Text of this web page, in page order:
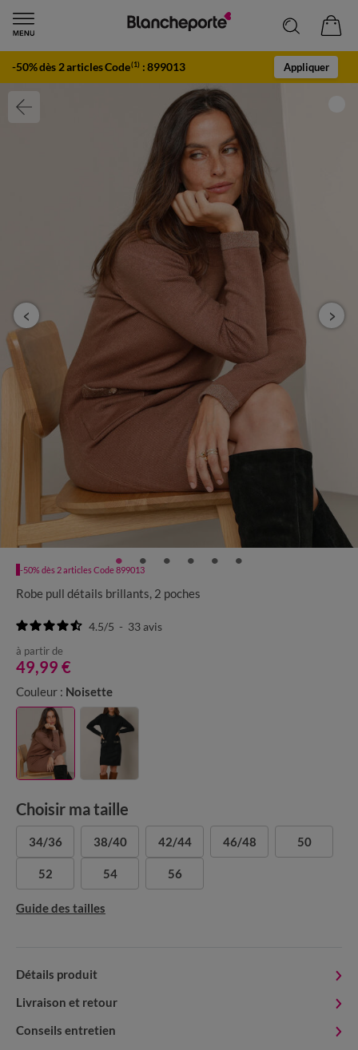
-50% dès 2 articles Code(1) :899013 Appliquer
-50% dès 2 articles Code 899013
Robe pull détails brillants, 2 poches
4.5/5 - 33avis
à partir de
49,99 €
Couleur : Noisette
Choisir ma taille
34/36 38/40 42/44 46/48 50
52 54 56
Guide des tailles
Détails produit
Livraison et retour
Conseils entretien